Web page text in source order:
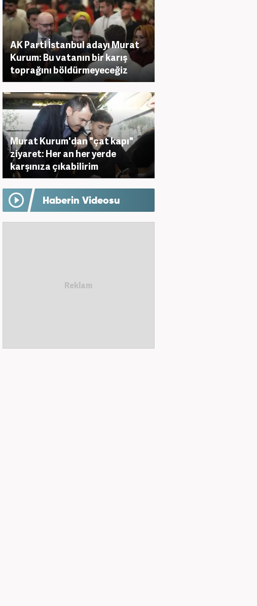
AK Parti İstanbul adayı Murat
Kurum: Bu vatanın bir karış
toprağını böldürmeyeceğiz
Murat Kurum'dan "çat kapı"
ziyaret: Her an her yerde
karşınıza çıkabilirim
Haberin Videosu